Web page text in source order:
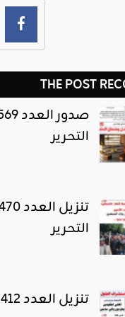
THE POST
التحرير
التحرير
تنزيل العدد 412 من جريدة التحرير